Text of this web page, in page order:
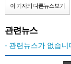
이 기자의 다른뉴스보기
관련뉴스
- 관련뉴스가 없습니